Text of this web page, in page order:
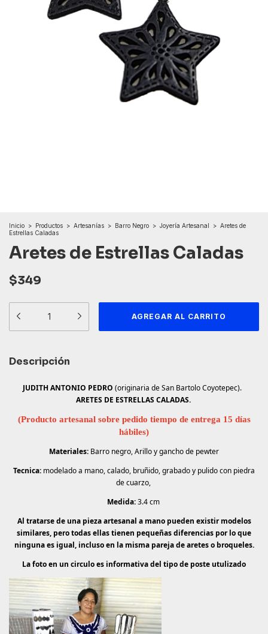
Inicio > Productos > Artesanías > Barro Negro > Joyería Artesanal > Aretes de
Estrellas Caladas
Aretes de Estrellas Caladas
$349
Descripción
JUDITH ANTONIO PEDRO (originaria de San Bartolo Coyotepec).
ARETES DE ESTRELLAS CALADAS.
(Producto artesanal sobre pedido tiempo de entrega 15 días
hábiles)
Materiales: Barro negro, Arillo y gancho de pewter
Tecnica: modelado a mano, calado, bruñido, grabado y pulido con piedra
de cuarzo,
Medida:3.4 cm
Al tratarse de una pieza artesanal a mano pueden existir modelos
similares, pero todas ellas tienen pequeñas diferencias por lo que
ninguna es igual, incluso en la misma pareja de aretes o broqueles.
La foto en un circulo es informativa del tipo de poste utulizado